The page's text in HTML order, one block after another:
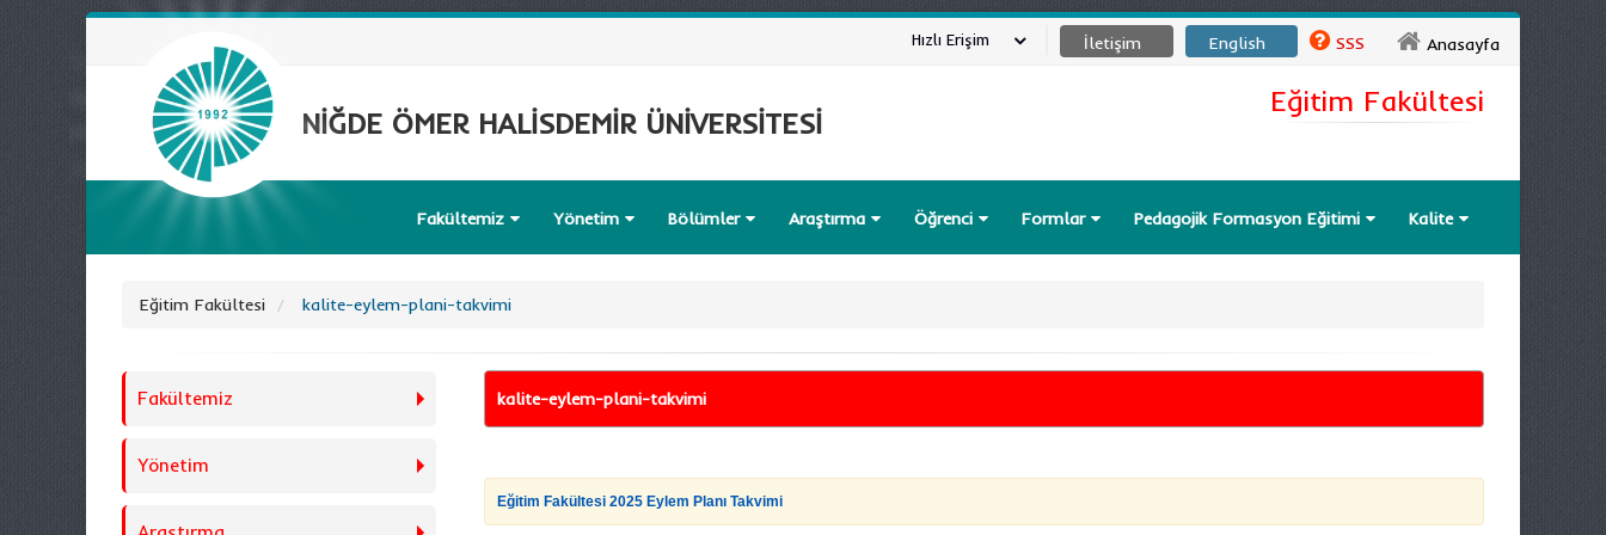
Anasayfa
SSS
English
İletişim
Hızlı Erişim
NİĞDE ÖMER HALİSDEMİR ÜNİVERSİTESİ
Eğitim Fakültesi
Fakültemiz Yönetim Bölümler Araştırma Öğrenci Formlar Pedagojik Formasyon Eğitimi Kalite
Eğitim Fakültesi kalite-eylem-plani-takvimi
Fakültemiz
Yönetim
kalite-eylem-plani-takvimi
Eğitim Fakültesi 2025 Eylem Planı Takvimi